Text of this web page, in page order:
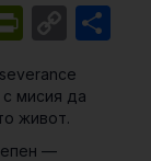
мисия да
живот.
—